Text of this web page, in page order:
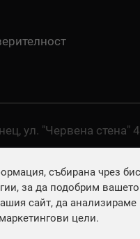
ул. "Червена стена"
събирана чрез
за да подобрим вашето
сайт, да анализираме
цели.